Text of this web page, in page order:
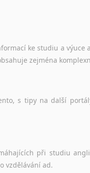
ke studiu a výuce
zejména
s tipy na další
při studiu
vzdělávání ad.